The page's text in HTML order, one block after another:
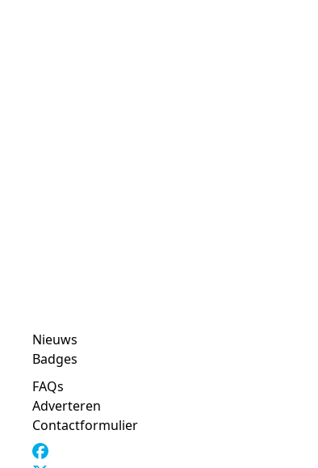
Nieuws
Badges
FAQs
Adverteren
Contactformulier